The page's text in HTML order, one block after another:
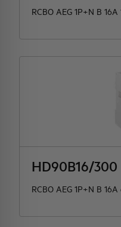
RCBO AEG 1P+N B
HD90B16/300
RCBO AEG 1P+N B